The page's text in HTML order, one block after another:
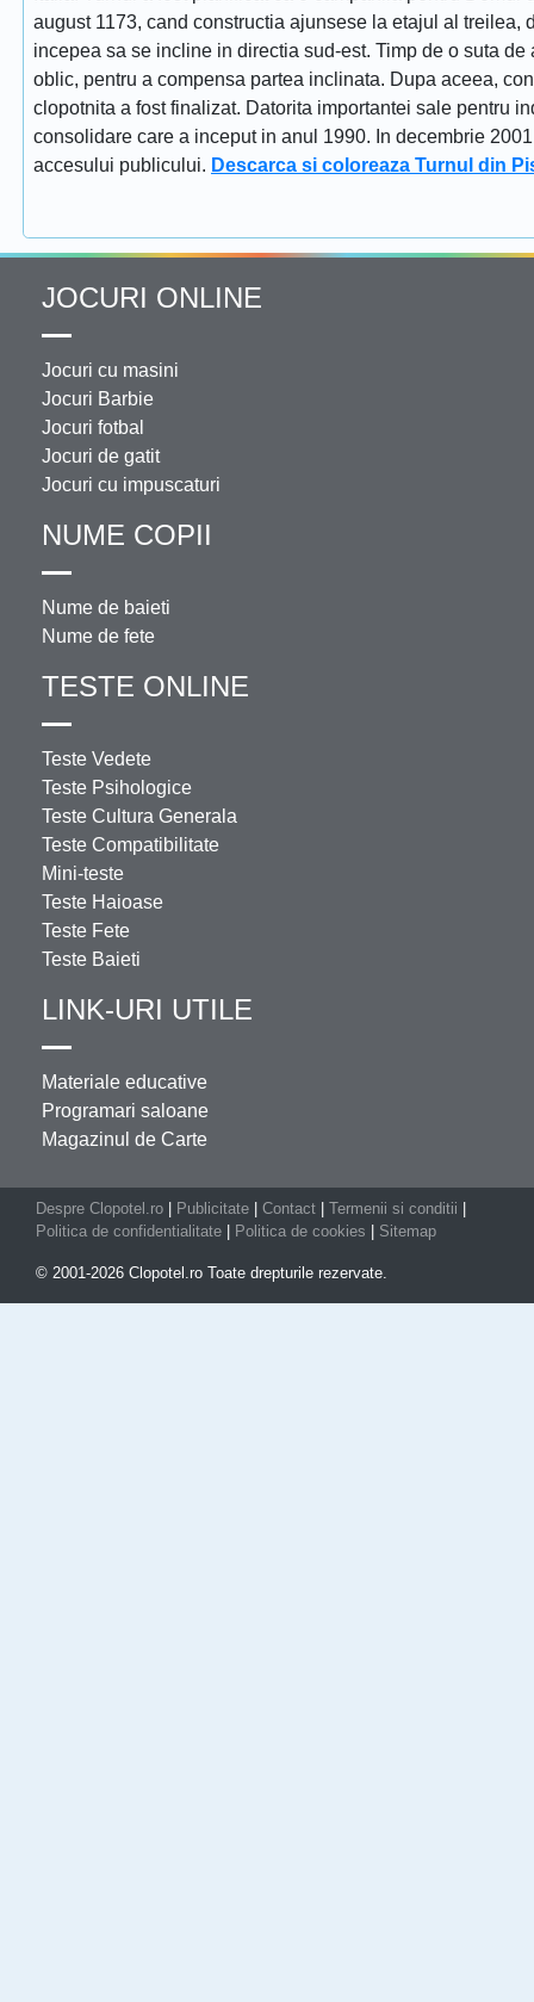
august 1173, cand constructia ajunsese la etajul al
incepea sa se incline in directia sud-est. Timp de o suta
oblic, pentru a compensa partea inclinata. Dupa aceea,
clopotnita a fost finalizat. Datorita importantei sale pentru
consolidare care a inceput in anul 1990. In decembrie
accesului publicului. Descarca si coloreaza Turnul din
JOCURI ONLINE
Jocuri cu masini
Jocuri Barbie
Jocuri fotbal
Jocuri de gatit
Jocuri cu impuscaturi
NUME COPII
Nume de baieti
Nume de fete
TESTE ONLINE
Teste Vedete
Teste Psihologice
Teste Cultura Generala
Teste Compatibilitate
Mini-teste
Teste Haioase
Teste Fete
Teste Baieti
LINK-URI UTILE
Materiale educative
Programari saloane
Magazinul de Carte
Despre Clopotel.ro Publicitate Contact Termenii si conditii
Politica de confidentialitate
Politica de cookies Sitemap
© 2001-2026 Clopotel.ro Toate drepturile rezervate.